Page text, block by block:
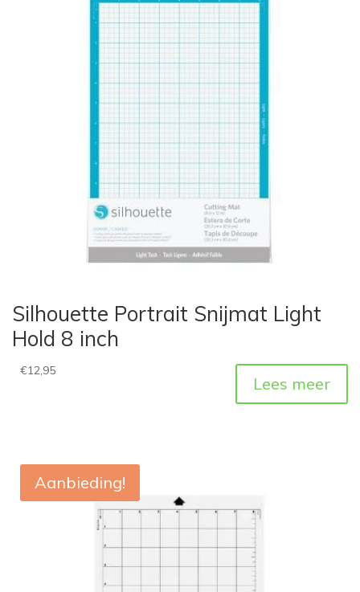
Silhouette Portrait Snijmat Light
Hold 8 inch
€12,95
Lees meer
Aanbieding!